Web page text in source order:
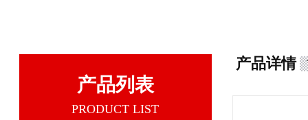
产品列表
PRODUCT LIST
产品详情